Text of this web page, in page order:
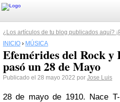
¿Los artículos de tu blog publicados aquí?
INICIO › MÚSICA
Efemérides del Rock
pasó un 28 de Mayo
Publicado el 28 mayo 2022 por Jose Luis
28 de mayo de 1910. Nace